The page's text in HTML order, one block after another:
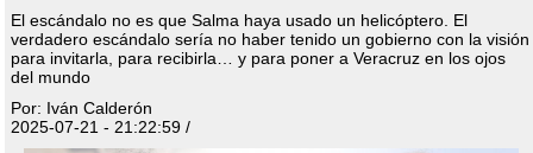
El escándalo no es que Salma haya usado un helicóptero. El
verdadero escándalo sería no haber tenido un gobierno con la visión
para invitarla, para recibirla… y para poner a Veracruz en los ojos
del mundo
Por: Iván Calderón
2025-07-21 - 21:22:59 /